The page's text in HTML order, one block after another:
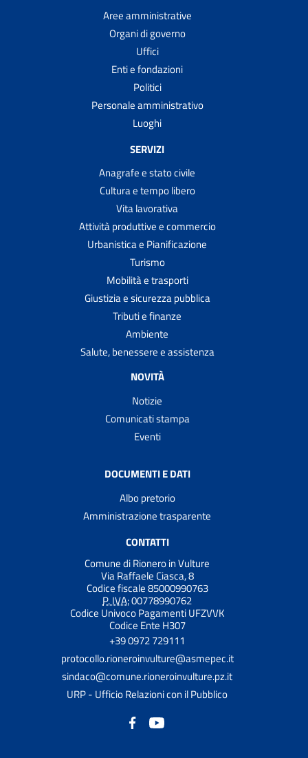
Aree amministrative
Organi di governo
Uffici
Enti e fondazioni
Politici
Personale amministrativo
Luoghi
SERVIZI
Anagrafe e stato civile
Cultura e tempo libero
Vita lavorativa
Attività produttive e commercio
Urbanistica e Pianificazione
Turismo
Mobilità e trasporti
Giustizia e sicurezza pubblica
Tributi e finanze
Ambiente
Salute, benessere e assistenza
NOVITÀ
Notizie
Comunicati stampa
Eventi
DOCUMENTI E DATI
Albo pretorio
Amministrazione trasparente
CONTATTI
Comune di Rionero in Vulture
Via Raffaele Ciasca, 8
Codice fiscale 85000990763
P. IVA:00778990762
Codice Univoco Pagamenti UFZVVK
Codice Ente H307
+39 0972 729111
protocollo.rioneroinvulture@asmepec.it
sindaco@comune.rioneroinvulture.pz.it
URP - Ufficio Relazioni con il Pubblico